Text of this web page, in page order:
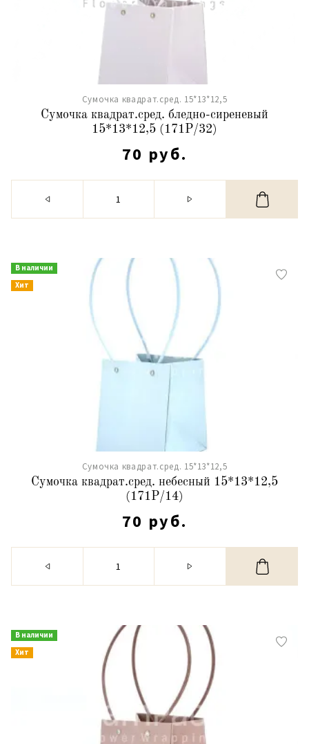
Сумочка квадрат.сред. 15*13*12,5
Сумочка квадрат.сред. бледно-сиреневый
15*13*12,5 (171Р/32)
70 руб.
В наличии
Хит
Сумочка квадрат.сред. 15*13*12,5
Сумочка квадрат.сред. небесный 15*13*12,5
(171Р/14)
70 руб.
В наличии
Хит